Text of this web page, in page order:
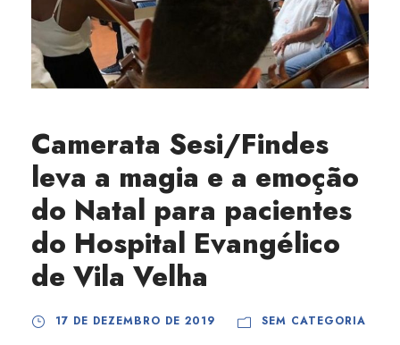
Camerata Sesi/Findes
leva a magia e a emoção
do Natal para pacientes
do Hospital Evangélico
de Vila Velha
17 DE DEZEMBRO DE 2019 SEM CATEGORIA